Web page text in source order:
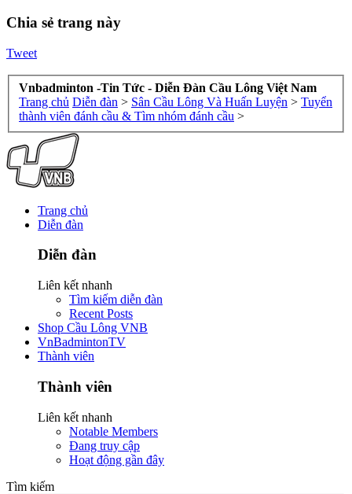
Chia sẻ trang này
Tweet
Vnbadminton -Tin Tức - Diễn Đàn Cầu Lông Việt Nam
Trang chủ Diễn đàn > Sân Cầu Lông Và Huấn Luyện > Tuyển
thành viên đánh cầu & Tìm nhóm đánh cầu >
Trang chủ
Diễn đàn
Diễn đàn
Liên kết nhanh
Tìm kiếm diễn đàn
Recent Posts
Shop Cầu Lông VNB
VnBadmintonTV
Thành viên
Thành viên
Liên kết nhanh
Notable Members
Đang truy cập
Hoạt động gần đây
Tìm kiếm